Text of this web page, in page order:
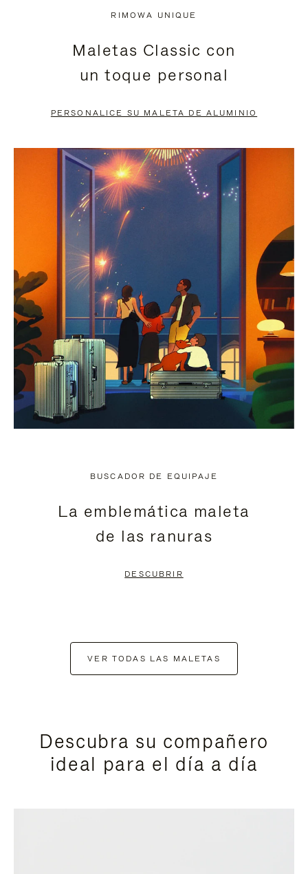
PAUSADO,
PULSE
PARA
ESTÁ
DESACTIVADO:
PULSE
ACTIVARLO.
RIMOWA UNIQUE
Maletas Classic con
un toque personal
PERSONALICE SU MALETA DE ALUMINIO
BUSCADOR DE EQUIPAJE
La emblemática maleta
de las ranuras
DESCUBRIR
VER TODAS LAS MALETAS
Descubra su compañero
ideal para el día a día